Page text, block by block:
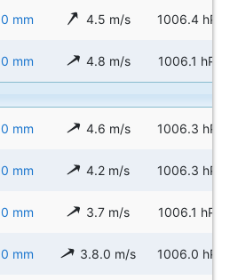
0 mm 4.5 m/s 1006.4 hPa
0 mm 4.8 m/s 1006.1 hPa
0 mm 4.6 m/s 1006.3 hPa
0 mm 4.2 m/s 1006.3 hPa
0 mm 3.7 m/s 1006.1 hPa
0 mm 3.8.0 m/s 1006.0 hPa